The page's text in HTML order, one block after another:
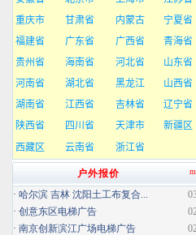
户外报价
· 哈尔滨 吉林 沈阳土工布复合...
· 创意东区电梯广告
· 南京创新滨江广场电梯广告